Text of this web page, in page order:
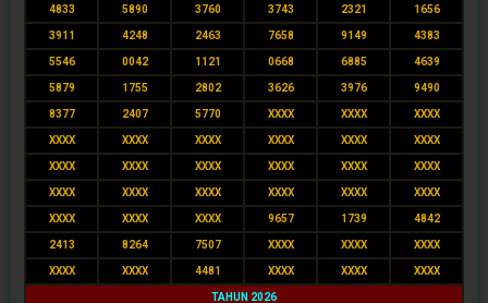
4833 5890 3760 3743 2321 1656
3911 4248 2463 7658 9149 4383
5546 0042 1121 0668 6885 4639
5879 1755 2802 3626 3976 9490
8377 2407 5770 XXXX XXXX XXXX
XXXX XXXX XXXX XXXX XXXX XXXX
XXXX XXXX XXXX XXXX XXXX XXXX
XXXX XXXX XXXX XXXX XXXX XXXX
XXXX XXXX XXXX 9657 1739 4842
2413 8264 7507 XXXX XXXX XXXX
XXXX XXXX 4481 XXXX XXXX XXXX
TAHUN 2026